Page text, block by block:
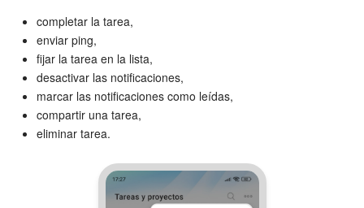
completar la tarea,
enviar ping,
fijar la tarea en la lista,
desactivar las notificaciones,
marcar las notificaciones como leídas,
compartir una tarea,
eliminar tarea.